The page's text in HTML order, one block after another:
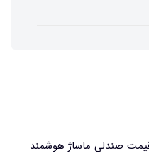
صندلی ماساژ هوشمند